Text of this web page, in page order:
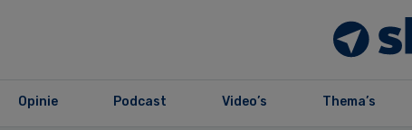
Opinie Podcast Video’s Thema’s